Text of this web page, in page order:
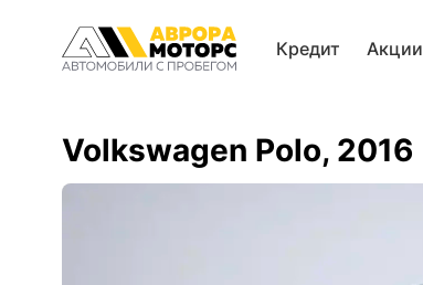
Кредит Акции
Volkswagen Polo, 2016